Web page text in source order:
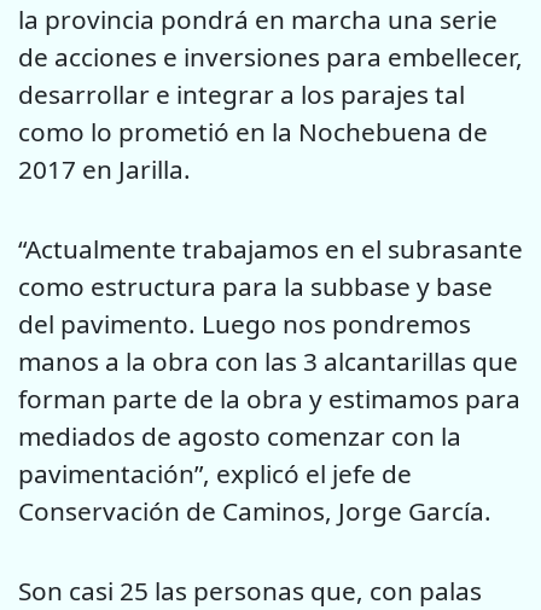
la provincia pondrá en marcha una serie
de acciones e inversiones para embellecer,
desarrollar e integrar a los parajes tal
como lo prometió en la Nochebuena de
2017 en Jarilla.
“Actualmente trabajamos en el subrasante
como estructura para la subbase y base
del pavimento. Luego nos pondremos
manos a la obra con las 3 alcantarillas que
forman parte de la obra y estimamos para
mediados de agosto comenzar con la
pavimentación”, explicó el jefe de
Conservación de Caminos, Jorge García.
Son casi 25 las personas que, con palas